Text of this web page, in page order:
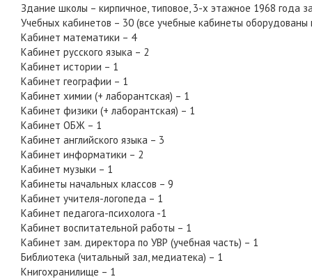
Здание школы – кирпичное, типовое, 3-х этажное 1968 года
Учебных кабинетов – 30 (все учебные кабинеты
Кабинет математики – 4
Кабинет русского языка – 2
Кабинет истории – 1
Кабинет географии – 1
Кабинет химии (+ лаборантская) – 1
Кабинет физики (+ лаборантская) – 1
Кабинет ОБЖ – 1
Кабинет английского языка – 3
Кабинет информатики – 2
Кабинет музыки – 1
Кабинеты начальных классов – 9
Кабинет учителя-логопеда – 1
Кабинет педагога-психолога -1
Кабинет воспитательной работы – 1
Кабинет зам. директора по УВР (учебная часть) – 1
Библиотека (читальный зал, медиатека) – 1
Книгохранилище – 1